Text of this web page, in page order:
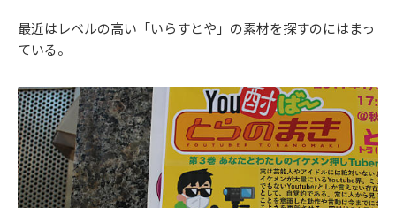
最近はレベルの高い「いらすとや」の素材を探すのにはまっ
ている。